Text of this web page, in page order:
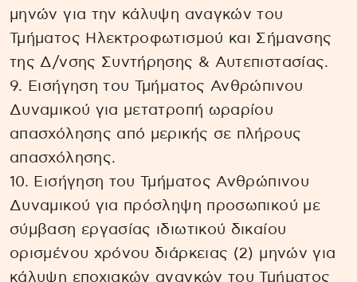
μηνών για την κάλυψη αναγκών του
Τμήματος Ηλεκτροφωτισμού και Σήμανσης
της Δ/νσης Συντήρησης & Αυτεπιστασίας.
9. Εισήγηση του Τμήματος Ανθρώπινου
Δυναμικού για μετατροπή ωραρίου
απασχόλησης από μερικής σε πλήρους
απασχόλησης.
10. Εισήγηση του Τμήματος Ανθρώπινου
Δυναμικού για πρόσληψη προσωπικού με
σύμβαση εργασίας ιδιωτικού δικαίου
ορισμένου χρόνου διάρκειας (2) μηνών για
κάλυψη εποχιακών αναγκών του Τμήματος